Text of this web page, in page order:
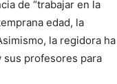
de “trabajar en la
edad, la
la regidora ha
sus profesores para